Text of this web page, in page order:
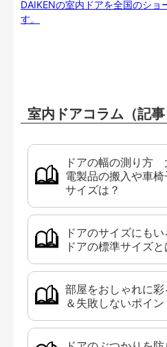
DAIKENの室内ドアを全国のショ
す。
室内ドアコラム（記事
ドアの幅の測り方
電製品の搬入や車
サイズは？
ドアのサイズにも
ドアの標準サイズと
部屋をおしゃれに
＆失敗しないポイン